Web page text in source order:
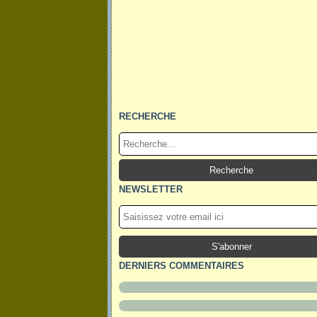
RECHERCHE
NEWSLETTER
DERNIERS COMMENTAIRES